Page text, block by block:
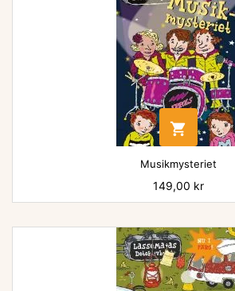

Musikmysteriet
Pris
149,00 kr